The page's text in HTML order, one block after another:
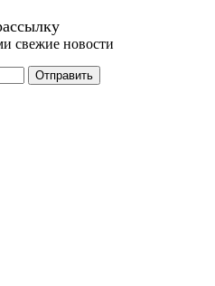
свежие новости
Отправить